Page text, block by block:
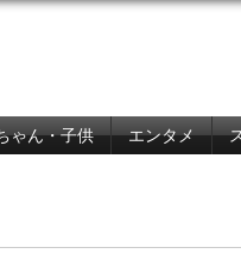
ゃん・子供 エンタメ